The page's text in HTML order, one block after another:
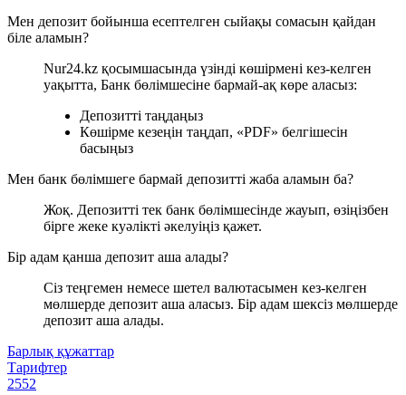
Мен депозит бойынша есептелген сыйақы сомасын қайдан
біле аламын?
Nur24.kz қосымшасында үзінді көшірмені кез-келген
уақытта, Банк бөлімшесіне бармай-ақ көре аласыз:
Депозитті таңдаңыз
Көшірме кезеңін таңдап, «PDF» белгішесін
басыңыз
Мен банк бөлімшеге бармай депозитті жаба аламын ба?
Жоқ. Депозитті тек банк бөлімшесінде жауып, өзіңізбен
бірге жеке куәлікті әкелуіңіз қажет.
Бір адам қанша депозит аша алады?
Сіз теңгемен немесе шетел валютасымен кез-келген
мөлшерде депозит аша аласыз. Бір адам шексіз мөлшерде
депозит аша алады.
Барлық құжаттар
Тарифтер
2552